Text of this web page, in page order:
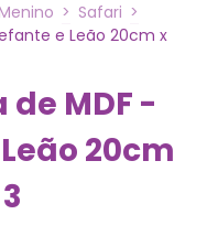
> Safari >
e Leão 20cm x
MDF -
20cm